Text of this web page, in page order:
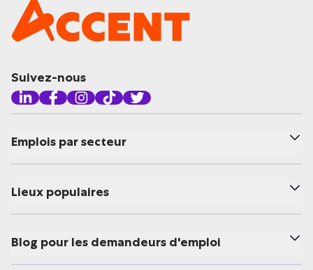
Suivez-nous
Emplois par secteur
Lieux populaires
Blog pour les demandeurs d'emploi